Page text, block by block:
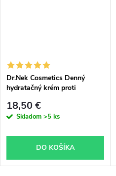
Dr.Nek Cosmetics Denný
hydratačný krém proti
18,50 €
Skladom >5 ks
DO KOŠÍKA